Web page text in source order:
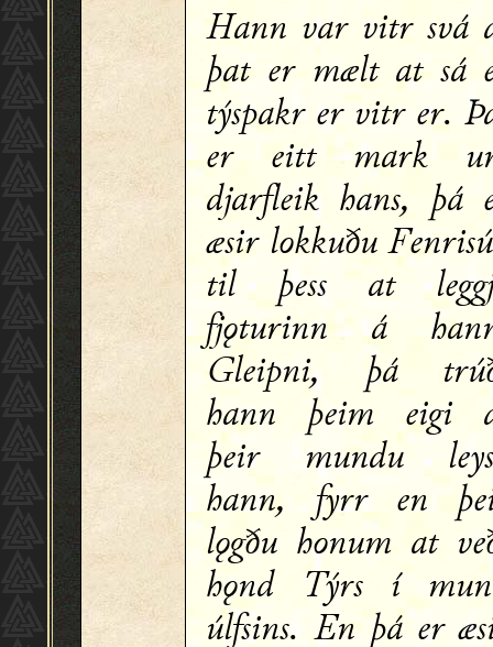
Hann var vitr svá
þat er mælt at sá
týspakr er vitr er.
er eitt mark
djarfleik hans, þá
æsir lokkuðu
til þess at
fjǫturinn á
Gleipni, þá
hann þeim eigi
þeir mundu
hann, fyrr en
lǫgðu honum at
hǫnd Týrs í
úlfsins. En þá er